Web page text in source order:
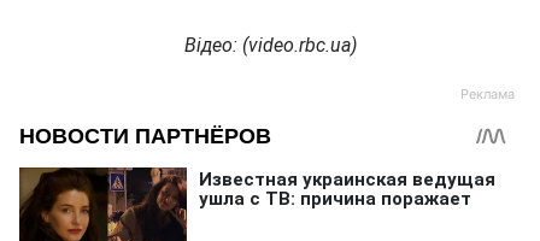
Відео: (video.rbc.ua)